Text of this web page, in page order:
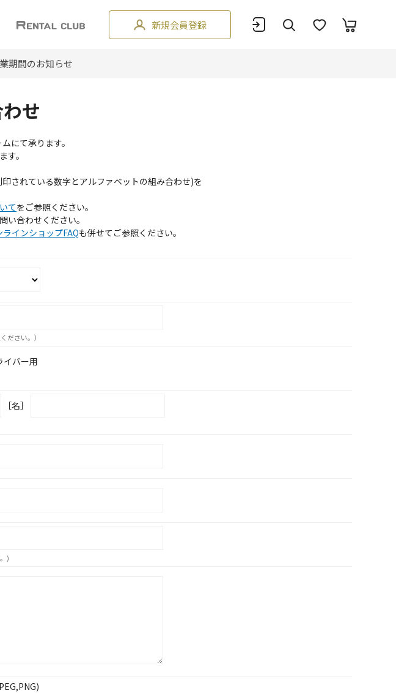
新規会員登録
期間のお知らせ
せ
にて承ります。
。
されている数字とアルファベットの組み合わせ)を
てをご参照ください。
い合わせください。
ラインショップFAQも併せてご参照ください。
ださい。）
イバー用
［名］
)